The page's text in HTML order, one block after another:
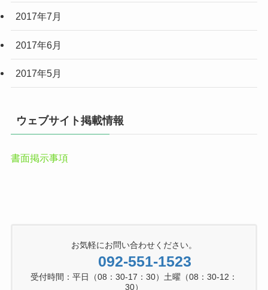
2017年7月
2017年6月
2017年5月
ウェブサイト掲載情報
書面掲示事項
お気軽にお問い合わせください。
092-551-1523
受付時間：平日（08：30-17：30）土曜（08：30-12：
30）